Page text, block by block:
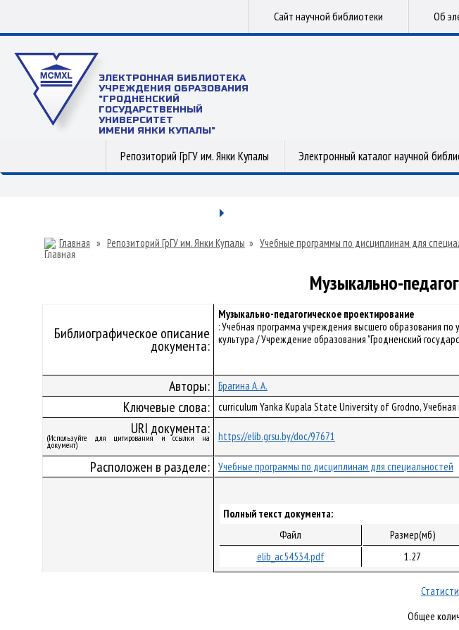
Сайт научной библиотеки Об
ЭЛЕКТРОННАЯ БИБЛИОТЕКА
УЧРЕЖДЕНИЯ ОБРАЗОВАНИЯ
"ГРОДНЕНСКИЙ
ГОСУДАРСТВЕННЫЙ
УНИВЕРСИТЕТ
ИМЕНИ ЯНКИ КУПАЛЫ"
Репозиторий ГрГУ им. Янки Купалы Электронный каталог научной
Главная » Репозиторий ГрГУ им. Янки Купалы » Учебные программы по дисциплинам для
Музыкально-
Библиографическое описание
документа:
Музыкально-педагогическое проектирование
: Учебная программа учреждения высшего образования
культура / Учреждение образования "Гродненский
Авторы: Брагина А. А.
Ключевые слова: curriculum Yanka Kupala State University of Grodno,
URI документа:
(Используйте для цитирования и ссылки на
документ)
https://elib.grsu.by/doc/97671
Расположен в разделе: Учебные программы по дисциплинам для специальностей
Полный текст документа:
Файл
Размер(мб)
elib_ac54534.pdf
1.27
Общее